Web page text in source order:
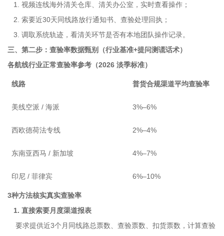
1. 视频连线海外清关仓库、清关办公室，实时查看操作；
2. 索要近30天同线路放行通知书、查验处理回执；
3. 调取系统轨迹，看清关环节是否有本地团队操作记录。
三、第二步：查验率数据甄别（行业基准+提问测谎话术）
各航线行业正常查验率参考（2026 淡季标准）
线路 普货合规渠道平均查验率
美线空派 / 海派 3%–6%
西欧德荷法专线 2%–4%
东南亚西马 / 新加坡 4%–7%
印尼 / 菲律宾 6%–10%
3种方法核实真实查验率
1. 直接索要月度渠道报表
要求提供近3个月同线路总票数、查验票数、扣货票数，计算查验